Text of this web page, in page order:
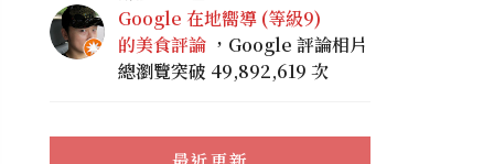
Google 在地嚮導 (等級9)
的美食評論 ，Google 評論相片
總瀏覽突破 49,892,619 次